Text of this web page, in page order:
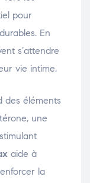
pour
En
s’attendre
vie intime.
des éléments
une
aide à
la